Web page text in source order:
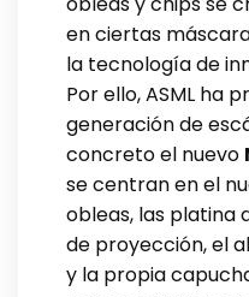
en ciertas
la tecnología de
Por ello, ASML ha
generación de
concreto el nuevo
se centran en el
obleas, las platina
de proyección, el
y la propia